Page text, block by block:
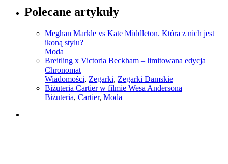
Sprawdź
Polecane artykuły
Meghan Markle vs Kate Middleton. Która z nich jest
ikoną stylu?
Moda
Breitling x Victoria Beckham – limitowana edycja
Chronomat
Wiadomości, Zegarki, Zegarki Damskie
Biżuteria Cartier w filmie Wesa Andersona
Biżuteria, Cartier, Moda